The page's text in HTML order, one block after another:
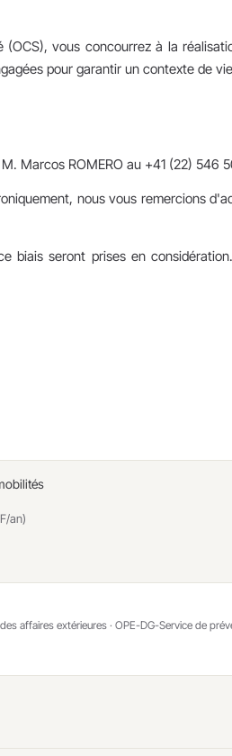
vous concourrez à la
pour garantir un contexte de
Marcos ROMERO au +41 (22) 546
nous vous remercions
biais seront prises en
an)
affaires extérieures · OPE-DG-Service de